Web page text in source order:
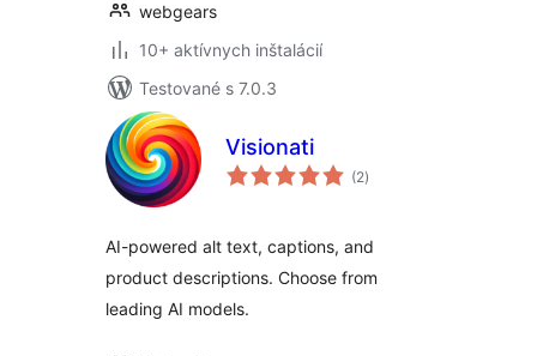
webgears
10+ aktívnych inštalácií
Testované s 7.0.3
Visionati
(2celkové
hodnotenie
)
AI-powered alt text, captions, and
product descriptions. Choose from
leading AI models.